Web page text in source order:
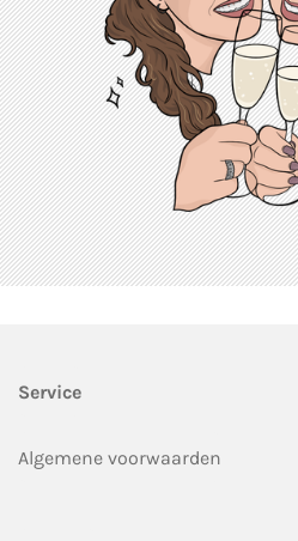
Service
Algemene voorwaarden